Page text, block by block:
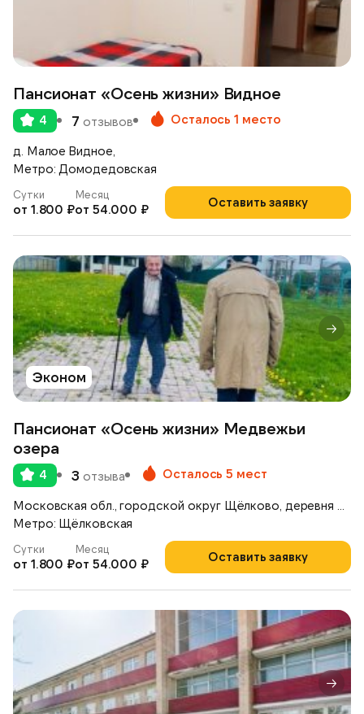
Пансионат «Осень жизни» Видное
4 7 отзывов Осталось 1 место
д. Малое Видное,
Метро: Домодедовская
Оставить заявку
Сутки
от 1.800 ₽
Месяц
от 54.000 ₽
Эконом
Пансионат «Осень жизни» Медвежьи
озера
4 3 отзыва Осталось 5 мест
Метро: Щёлковская
Оставить заявку
Сутки
от 1.800 ₽
Месяц
от 54.000 ₽